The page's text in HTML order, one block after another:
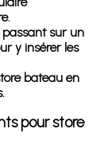
sur un
y insérer les
bateau en
pour store